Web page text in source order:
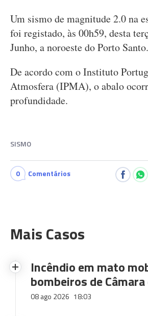
Um sismo de magnitude 2.0 na
foi registado, às 00h59, desta
Junho, a noroeste do Porto Santo.
De acordo com o Instituto
Atmosfera (IPMA), o abalo
profundidade.
SISMO
0 Comentários
Mais Casos
Incêndio em mato
bombeiros de
08 ago 2026 18:03